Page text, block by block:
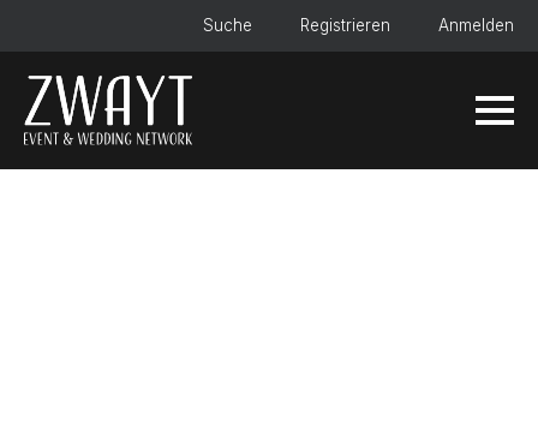
Suche Registrieren Anmelden